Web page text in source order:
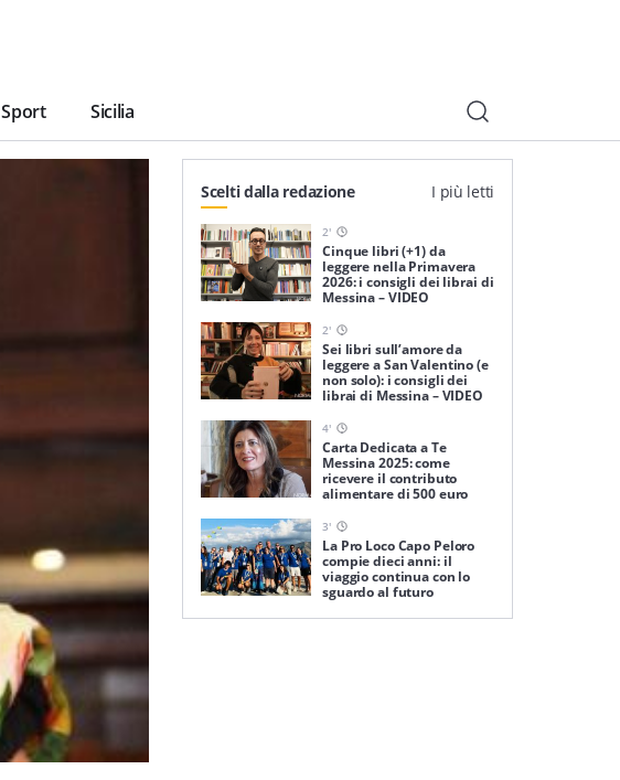
Sport Sicilia
Scelti dalla redazione I più letti
2'
Cinque libri (+1) da
leggere nella Primavera
2026: i consigli dei librai di
Messina – VIDEO
2'
Sei libri sull’amore da
leggere a San Valentino (e
non solo): i consigli dei
librai di Messina – VIDEO
4'
Carta Dedicata a Te
Messina 2025: come
ricevere il contributo
alimentare di 500 euro
3'
La Pro Loco Capo Peloro
compie dieci anni: il
viaggio continua con lo
sguardo al futuro